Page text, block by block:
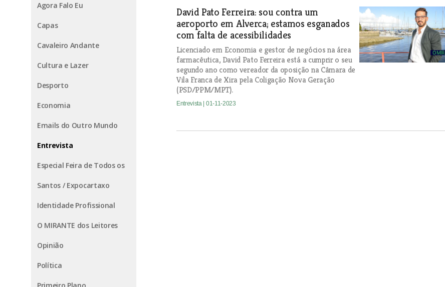
Agora Falo Eu
Capas
Cavaleiro Andante
Cultura e Lazer
Desporto
Economia
Emails do Outro Mundo
Entrevista
Especial Feira de Todos os
Santos / Expocartaxo
Identidade Profissional
O MIRANTE dos Leitores
Opinião
Política
David Pato Ferreira: sou contra um
aeroporto em Alverca; estamos esganados
com falta de acessibilidades
Licenciado em Economia e gestor de negócios na área
farmacêutica, David Pato Ferreira está a cumprir o seu
segundo ano como vereador da oposição na Câmara de
Vila Franca de Xira pela Coligação Nova Geração
(PSD/PPM/MPT).
Entrevista | 01-11-2023